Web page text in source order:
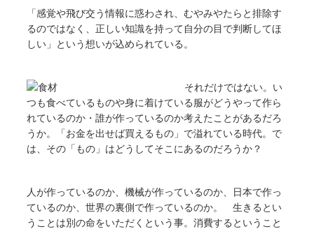
「感覚や飛び交う情報に惑わされ、むやみやたらと排除す
るのではなく、正しい知識を持って自分の目で判断してほ
しい」という想いが込められている。
それだけではない。い
つも食べているものや身に着けている服がどうやって作ら
れているのか・誰が作っているのか考えたことがあるだろ
うか。「お金を出せば買えるもの」で溢れている時代。で
は、その「もの」はどうしてそこにあるのだろうか？
人が作っているのか、機械が作っているのか、日本で作っ
ているのか、世界の裏側で作っているのか。 生きるとい
うことは別の命をいただくという事。消費するということ